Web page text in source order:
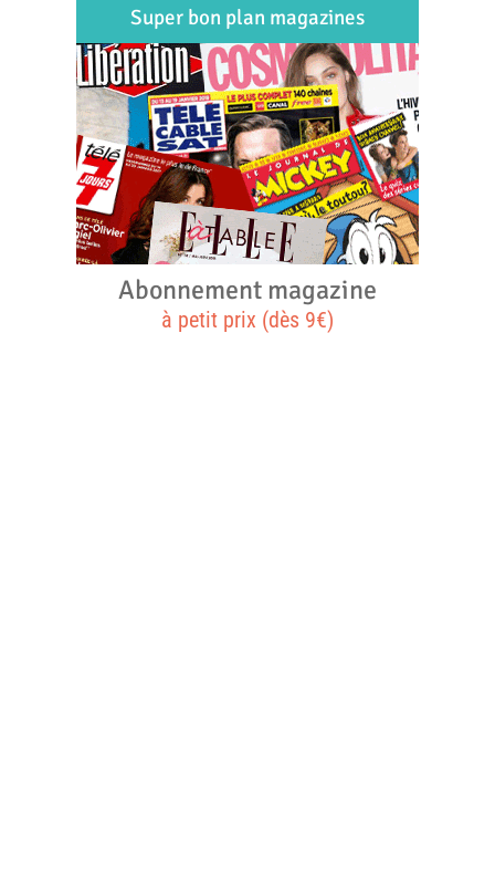
Super bon plan magazines
Abonnement magazine
à petit prix (dès 9€)